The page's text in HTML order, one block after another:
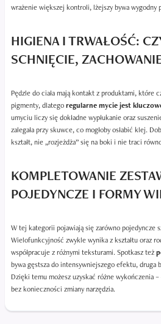
wrażenie większej kontroli, lżejszy bywa wygodny
HIGIENA I TRWAŁOŚĆ:
SCHNIĘCIE,
Pędzle do ciała mają kontakt z produktami, które
pigmenty, dlategoregularne mycie jest
umyciu liczy się dokładne wypłukanie oraz
zalegała przy skuwce, co mogłoby osłabić klej.
kształt, nie „rozjeżdża” się na boki i nie traci
KOMPLETOWANIE
POJEDYNCZE I FORMY
W tej kategorii pojawiają się zarówno pojedyncze
Wielofunkcyjność zwykle wynika z kształtu oraz
współpracuje z różnymi teksturami. Spotkasz też
bywa gęstsza do intensywniejszego efektu, druga
Dzięki temu możesz uzyskać różne wykończenia
bez konieczności zmiany narzędzia.